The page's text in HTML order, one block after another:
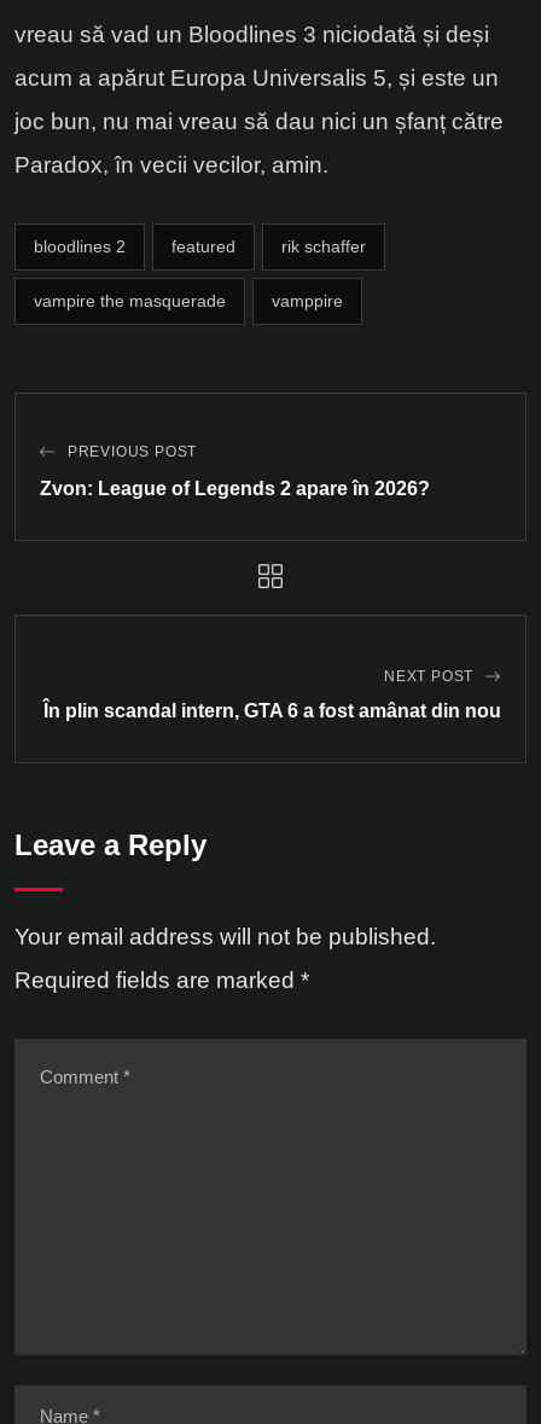
vreau să vad un Bloodlines 3 niciodată și deși
acum a apărut Europa Universalis 5, și este un
joc bun, nu mai vreau să dau nici un șfanț către
Paradox, în vecii vecilor, amin.
bloodlines 2 featured rik schaffer
vampire the masquerade vamppire
PREVIOUS POST
Zvon: League of Legends 2 apare în 2026?
NEXT POST
În plin scandal intern, GTA 6 a fost amânat din nou
Leave a Reply
Your email address will not be published.
Required fields are marked *